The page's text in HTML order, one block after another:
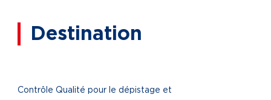
Destination
Contrôle Qualité pour le dépistage et